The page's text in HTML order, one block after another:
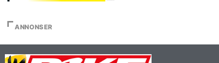
ANNONSER